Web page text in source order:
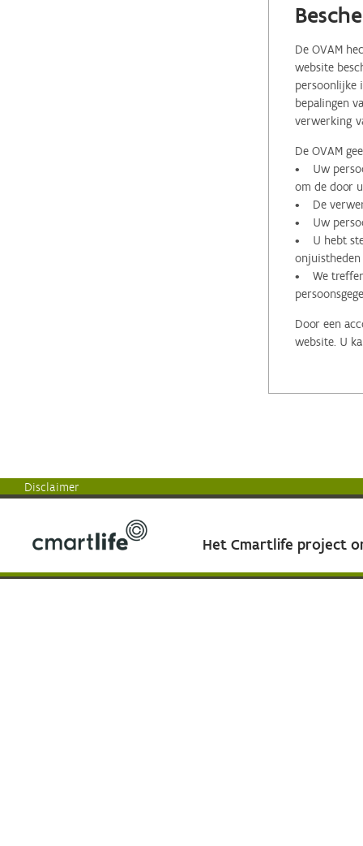
De OVAM
website
persoonlijke
bepalingen
verwerking
De OVAM
• Uw
om de door
• De
• Uw
• U hebt
onjuistheden
• We treffen
Door een
website. U
Disclaimer
Het Cmartlife project